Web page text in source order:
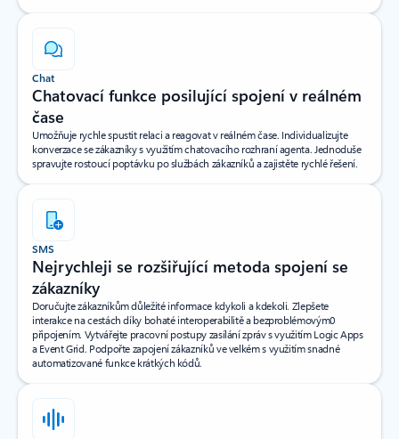
Chat
Chatovací funkce posilující spojení v reálném
čase
Umožňuje rychle spustit relaci a reagovat v reálném čase. Individualizujte
konverzace se zákazníky s využitím chatovacího rozhraní agenta. Jednoduše
spravujte rostoucí poptávku po službách zákazníků a zajistěte rychlé řešení.
SMS
Nejrychleji se rozšiřující metoda spojení se
zákazníky
Doručujte zákazníkům důležité informace kdykoli a kdekoli. Zlepšete
interakce na cestách díky bohaté interoperabilitě a bezproblémovým0
připojením. Vytvářejte pracovní postupy zasílání zpráv s využitím Logic Apps
a Event Grid. Podpořte zapojení zákazníků ve velkém s využitím snadné
automatizované funkce krátkých kódů.